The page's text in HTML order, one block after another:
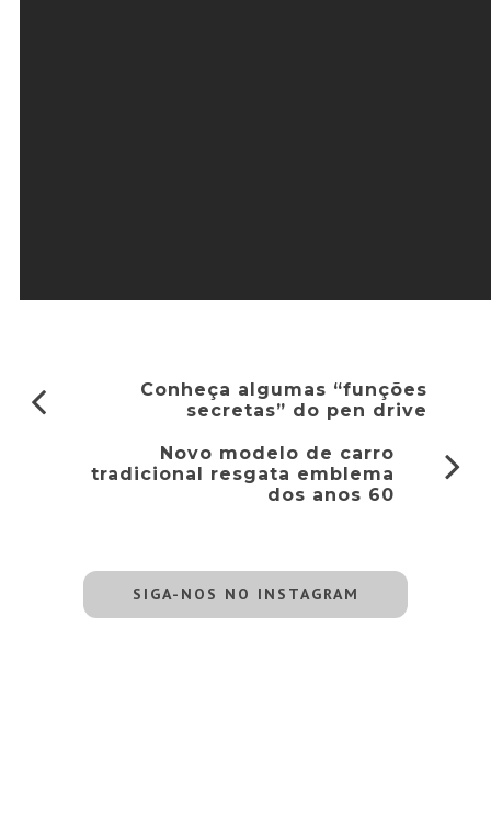
Conheça algumas “funções
secretas” do pen drive
Novo modelo de carro
tradicional resgata emblema
dos anos 60
SIGA-NOS NO INSTAGRAM